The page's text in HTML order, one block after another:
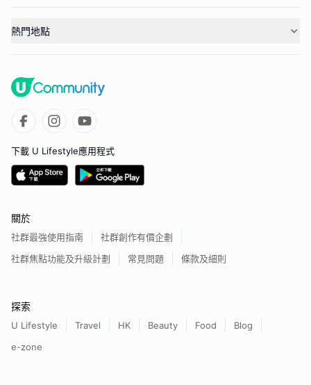
熱門地點
下載 U Lifestyle應用程式
關於
社群最強使用指南
社群創作有價企劃
社群焦點功能及升級計劃
常見問題 條款及細則
探索
U Lifestyle Travel HK Beauty Food
Blog
e-zone